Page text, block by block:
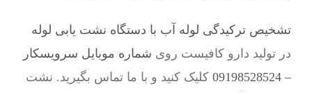
تشخیص ترکیدگی لوله آب با دستگاه نشت یابی لوله
در تولید دارو کافیست روی شماره موبایل سرویسکار
– 09198528524
کلیک کنید و با ما تماس بگیرید. نشت